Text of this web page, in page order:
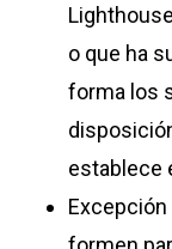
o que ha
forma los
establece